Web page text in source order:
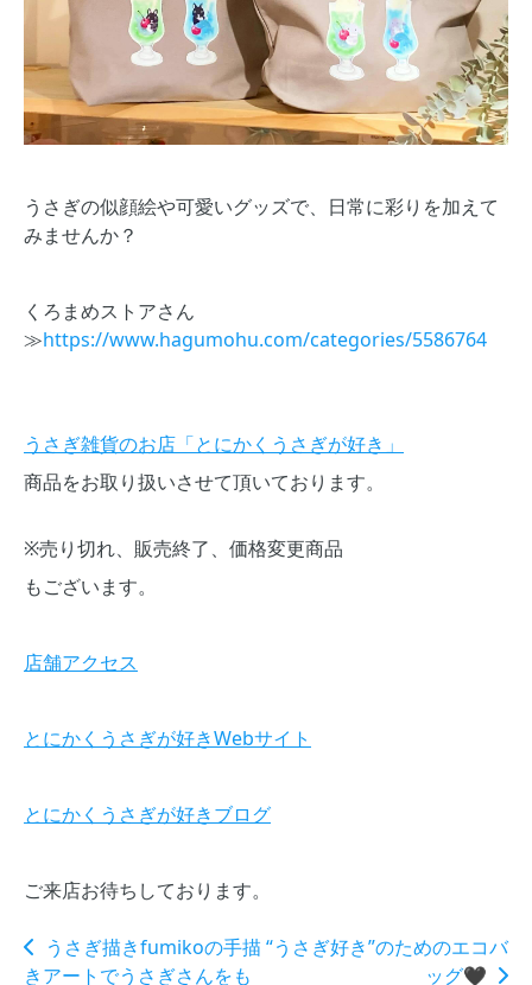
うさぎの似顔絵や可愛いグッズで、日常に彩りを加えて
みませんか？
くろまめストアさん
≫https://www.hagumohu.com/categories/5586764
うさぎ雑貨のお店「とにかくうさぎが好き」
商品をお取り扱いさせて頂いております。
※売り切れ、販売終了、価格変更商品
もございます。
店舗アクセス
とにかくうさぎが好きWebサイト
とにかくうさぎが好きブログ
ご来店お待ちしております。
うさぎ描きfumikoの手描
きアートでうさぎさんをも
“うさぎ好き”のためのエコバ
ッグ🖤